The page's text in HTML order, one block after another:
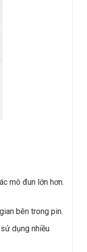
mô đun lớn hơn.
bên trong pin.
dụng nhiều